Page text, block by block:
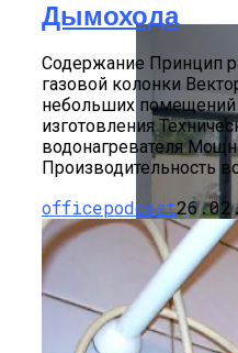
Дымохода
Содержание Принцип
газовой колонки
небольших помещений
изготовления
водонагревателя
Производительность
officepodcast